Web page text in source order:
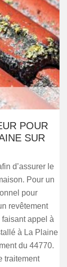
POUR
SUR
d’assurer le
Pour un
pour
revêtement
appel à
à La Plaine
du 44770.
traitement